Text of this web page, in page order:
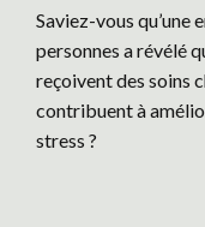
Saviez-vous qu’une
personnes a révélé
reçoivent des soins
contribuent à
stress ?